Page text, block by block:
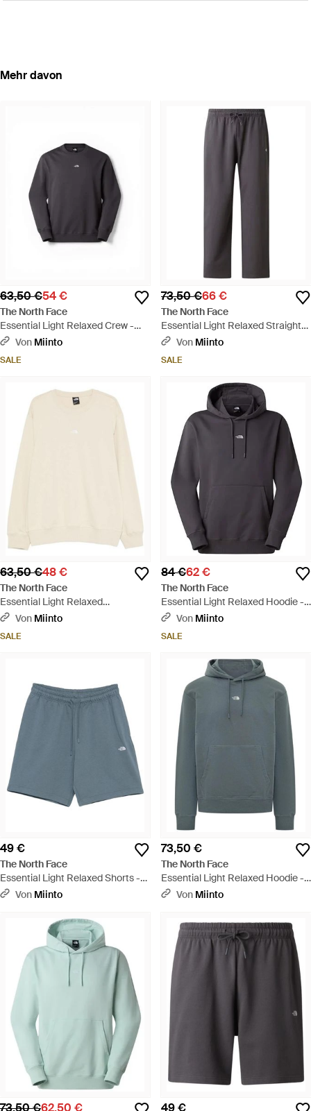
Mehr davon
63,50 €54 €
The North Face
Essential Light Relaxed Crew -
GrauVon Miinto
SALE
73,50 €66 €
The North Face
Essential Light Relaxed Straight
Joggers - Grau
Von Miinto
SALE
63,50 €48 €
The North Face
Essential Light Relaxed
Sweatshirt - Natur
Von Miinto
SALE
84 €62 €
The North Face
Essential Light Relaxed Hoodie -
GrauVon Miinto
SALE
49 €
The North Face
Essential Light Relaxed Shorts -
BlauVon Miinto
73,50 €
The North Face
Essential Light Relaxed Hoodie -
BlauVon Miinto
73,50 €62,50 € 49 €